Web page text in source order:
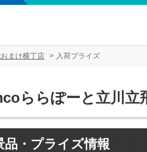
まけ横丁店 入荷プライズ
ららぽーと立川立
品・プライズ情報